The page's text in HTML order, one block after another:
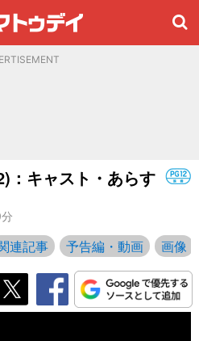
：キャスト・あらす
連記事 予告編・動画 画像